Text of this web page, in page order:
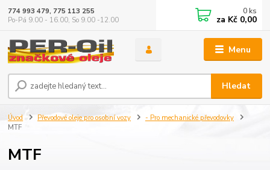
Menu
Hledat
774 993 479, 775 113 255
Po-Pá 9.00 - 16.00, So 9.00 -12.00
0 ks
za Kč 0,00
Úvod Převodové oleje pro osobní vozy
- Pro mechanické převodovky
MTF
MTF